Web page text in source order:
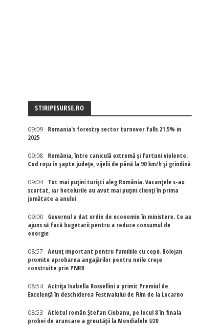
STIRIPESURSE.RO
09:09
Romania's forestry sector turnover falls 21.5% in
2025
09:08
România, între caniculă extremă și furtuni violente.
Cod roșu în șapte județe, vijelii de până la 90 km/h și grindină
09:04
Tot mai puțini turiști aleg România. Vacanțele s-au
scurtat, iar hotelurile au avut mai puțini clienți în prima
jumătate a anului
09:00
Guvernul a dat ordin de economie în ministere. Ce au
ajuns să facă bugetarii pentru a reduce consumul de
energie
08:57
Anunț important pentru familiile cu copii. Bolojan
promite aprobarea angajărilor pentru noile creșe
construite prin PNRR
08:54
Actriţa Isabella Rossellini a primit Premiul de
Excelenţă în deschiderea Festivalului de Film de la Locarno
08:53
Atletul român Ștefan Ciobanu, pe locul 8 în finala
probei de aruncare a greutății la Mondialele U20